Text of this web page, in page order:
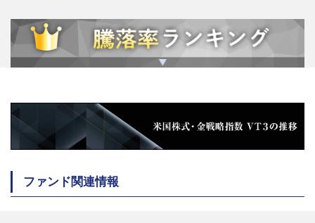
ファンド関連情報